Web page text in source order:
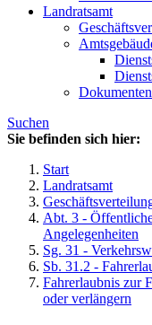
Landratsamt
Suchen
Sie befinden sich hier:
Start
Landratsamt
Abt. 3 -
Angelegenheiten
Sg. 31 -
Sb. 31.2 -
Fahrerlaubnis zur
oder verlängern